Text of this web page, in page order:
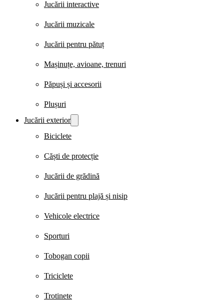
Jucării interactive
Jucării muzicale
Jucării pentru pătuț
Mașinuțe, avioane, trenuri
Păpuși și accesorii
Plușuri
Jucării exterior
Biciclete
Căști de protecție
Jucării de grădină
Jucării pentru plajă și nisip
Vehicole electrice
Sporturi
Tobogan copii
Triciclete
Trotinete